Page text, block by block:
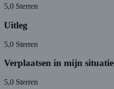
5,0 Sterren
Uitleg
5,0 Sterren
Verplaatsen in mijn situatie
5,0 Sterren